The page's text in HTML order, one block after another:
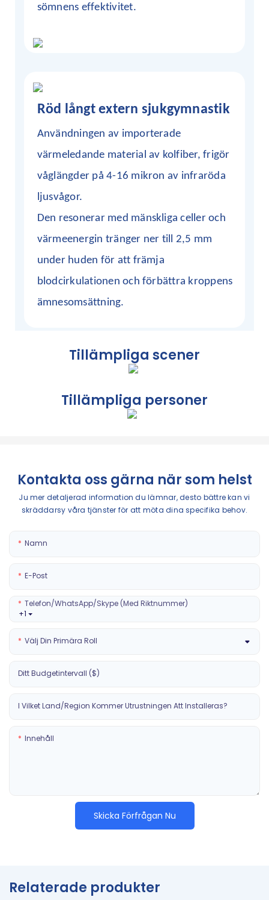
sömnens effektivitet.
Röd långt extern sjukgymnastik
Användningen av importerade
värmeledande material av kolfiber, frigör
våglängder på 4-16 mikron av infraröda
ljusvågor.
Den resonerar med mänskliga celler och
värmeenergin tränger ner till 2,5 mm
under huden för att främja
blodcirkulationen och förbättra kroppens
ämnesomsättning.
Tillämpliga scener
Tillämpliga personer
Kontakta oss gärna när som helst
Ju mer detaljerad information du lämnar, desto bättre kan vi
skräddarsy våra tjänster för att möta dina specifika behov.
Namn
E-Post
+1
Telefon/WhatsApp/Skype (med Riktnummer)
Välj Din Primära Roll
Ditt Budgetintervall ($)
I Vilket Land/region Kommer Utrustningen Att Installeras?
Innehåll
Skicka Förfrågan Nu
Relaterade produkter